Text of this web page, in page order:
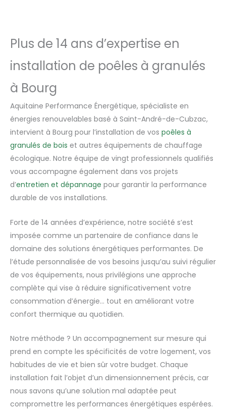
Plus de 14 ans d’expertise en
installation de poêles à granulés
à Bourg
Aquitaine Performance Énergétique, spécialiste en
énergies renouvelables basé à Saint-André-de-Cubzac,
intervient à Bourg pour l’installation de vos poêles à
granulés de bois et autres équipements de chauffage
écologique. Notre équipe de vingt professionnels qualifiés
vous accompagne également dans vos projets
d’entretien et dépannage pour garantir la performance
durable de vos installations.
Forte de 14 années d’expérience, notre société s’est
imposée comme un partenaire de confiance dans le
domaine des solutions énergétiques performantes. De
l’étude personnalisée de vos besoins jusqu’au suivi régulier
de vos équipements, nous privilégions une approche
complète qui vise à réduire significativement votre
consommation d’énergie… tout en améliorant votre
confort thermique au quotidien.
Notre méthode ? Un accompagnement sur mesure qui
prend en compte les spécificités de votre logement, vos
habitudes de vie et bien sûr votre budget. Chaque
installation fait l’objet d’un dimensionnement précis, car
nous savons qu’une solution mal adaptée peut
compromettre les performances énergétiques espérées.